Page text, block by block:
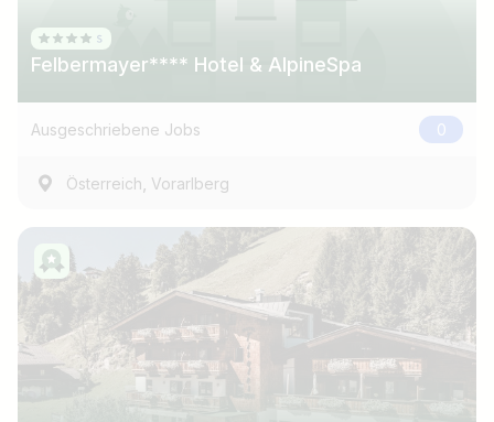
Felbermayer**** Hotel & AlpineSpa
Ausgeschriebene Jobs 0
Österreich, Vorarlberg